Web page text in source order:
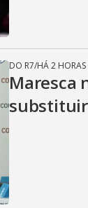
DO R7/HÁ 2 HORAS
Maresca